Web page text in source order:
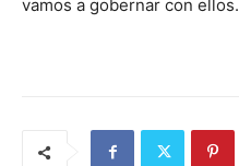
vamos a gobernar con ellos.